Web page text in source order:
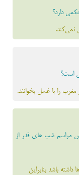
دارد؟
نمی‌کند.
است؟
را با غسل بخوانند.
مراسم شب های قدر از
باشد بنابراين